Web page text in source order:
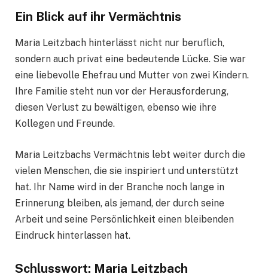
Ein Blick auf ihr Vermächtnis
Maria Leitzbach hinterlässt nicht nur beruflich,
sondern auch privat eine bedeutende Lücke. Sie war
eine liebevolle Ehefrau und Mutter von zwei Kindern.
Ihre Familie steht nun vor der Herausforderung,
diesen Verlust zu bewältigen, ebenso wie ihre
Kollegen und Freunde.
Maria Leitzbachs Vermächtnis lebt weiter durch die
vielen Menschen, die sie inspiriert und unterstützt
hat. Ihr Name wird in der Branche noch lange in
Erinnerung bleiben, als jemand, der durch seine
Arbeit und seine Persönlichkeit einen bleibenden
Eindruck hinterlassen hat.
Schlusswort: Maria Leitzbach